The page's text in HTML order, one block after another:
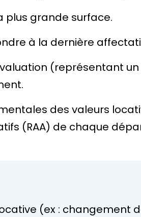
plus grande surface.
à la dernière
(représentant
des valeurs
(RAA) de chaque
(ex : changement